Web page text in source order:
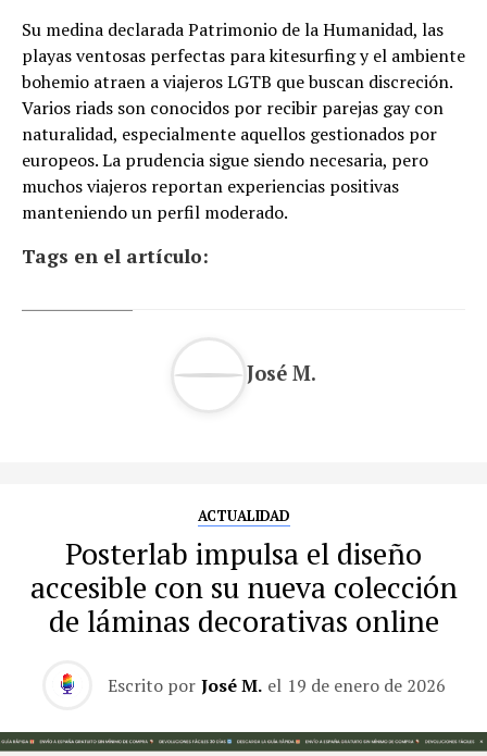
Su medina declarada Patrimonio de la Humanidad, las
playas ventosas perfectas para kitesurfing y el ambiente
bohemio atraen a viajeros LGTB que buscan discreción.
Varios riads son conocidos por recibir parejas gay con
naturalidad, especialmente aquellos gestionados por
europeos. La prudencia sigue siendo necesaria, pero
muchos viajeros reportan experiencias positivas
manteniendo un perfil moderado.
Tags en el artículo:
José M.
ACTUALIDAD
Posterlab impulsa el diseño
accesible con su nueva colección
de láminas decorativas online
Escrito por José M. el 19 de enero de 2026